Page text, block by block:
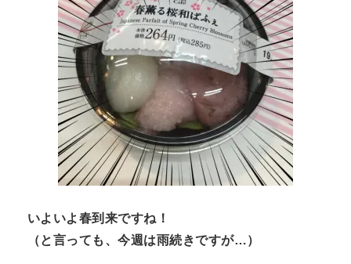
いよいよ春到来ですね！
（と言っても、今週は雨続きですが…）